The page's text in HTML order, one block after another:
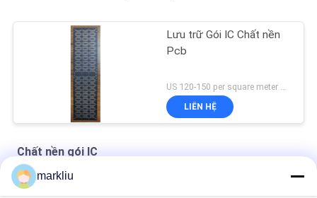
Lưu trữ Gói IC Chất nền
Pcb
LIÊN HỆ
Chất nền gói IC
Sản xuất vật liệu nền BT thương hiệu Hitachi
markliu